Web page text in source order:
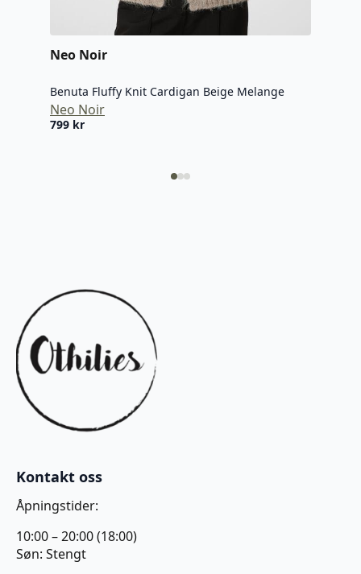
Neo Noir
Benuta Fluffy Knit Cardigan Beige Melange
Neo Noir
799 kr
Kontakt oss
Åpningstider:
10:00 – 20:00 (18:00)
Søn: Stengt